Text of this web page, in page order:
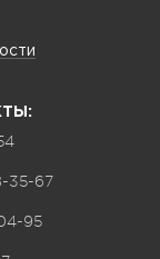
35-67
95